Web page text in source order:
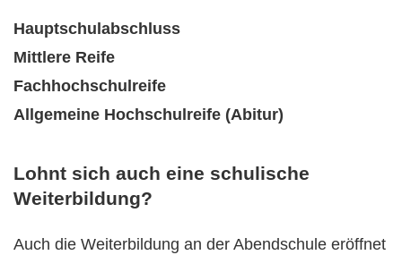
Hauptschulabschluss
Mittlere Reife
Fachhochschulreife
Allgemeine Hochschulreife (Abitur)
Lohnt sich auch eine schulische
Weiterbildung?
Auch die Weiterbildung an der Abendschule eröffnet